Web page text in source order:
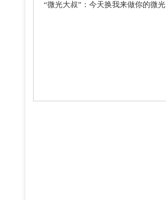
“微光大叔”：今天换我来做你的微光